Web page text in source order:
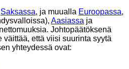
Saksassa, ja muualla Euroopassa,
Aasiassa ja
Johtopäätöksenä
väittää, että viisi suurinta syytä
yhteydessä ovat: